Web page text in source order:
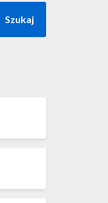
Szukaj